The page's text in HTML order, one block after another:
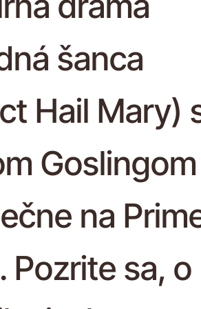
šanca
Hail Mary)
Goslingom
na
Pozrite sa, o